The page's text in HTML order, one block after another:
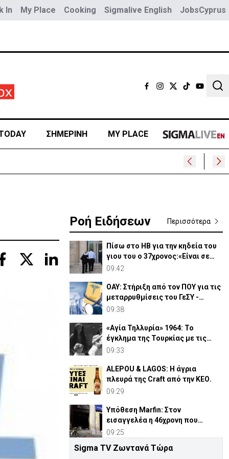
In My Place Cooking Sigmalive English JobsCyprus
ΣΗΜΕΡΙΝΗ MY PLACE
Ροή Ειδήσεων Περισσότερα
Πίσω στο ΗΒ για την κηδεία του
γιου του ο 37χρονος:«Είναι σε
άσχημη κατάσταση»
09:42
ΟΑΥ: Στήριξη από τον ΠΟΥ για τις
μεταρρυθμίσεις του ΓεΣΥ -
Θετική η αποτίμηση
09:38
«Αγία Τηλλυρία» 1964: Το
έγκλημα της Τουρκίας με τις
βόμβες ναπάλμ (ΒΙΝΤΕΟ)
09:33
ALEPOU & LAGOS: Η άγρια
πλευρά της Craft από την ΚΕΟ.
09:29
Υπόθεση Marfin: Στον
εισαγγελέα η 46χρονη που
κατηγορείται για την επίθεση
09:25
Το μέλλον των online πληρωμών
Sigma TV Ζωντανά Τώρα